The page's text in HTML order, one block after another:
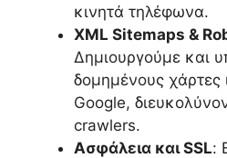
κινητά τηλέφωνα.
XML Sitemaps &
Δημιουργούμε και
δομημένους χάρτες
Google,
crawlers.
Ασφάλεια και SSL: